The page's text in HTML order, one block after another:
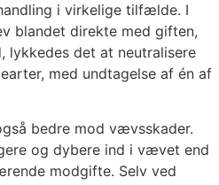
i virkelige tilfælde. I
blandet direkte med giften,
lykkedes det at neutralisere
med undtagelse af én af
bedre mod vævsskader.
og dybere ind i vævet end
modgifte. Selv ved